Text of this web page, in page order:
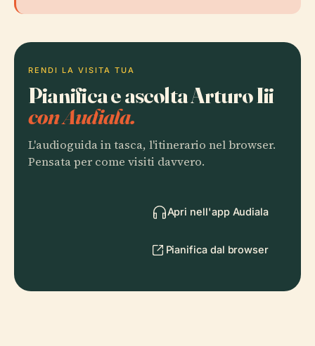
RENDI LA VISITA TUA
Pianifica e ascolta Arturo Iii
con Audiala.
L'audioguida in tasca, l'itinerario nel browser.
Pensata per come visiti davvero.
Apri nell'app Audiala
Pianifica dal browser